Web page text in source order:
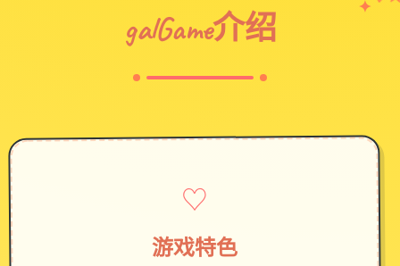
galGame介绍
♡
游戏特色